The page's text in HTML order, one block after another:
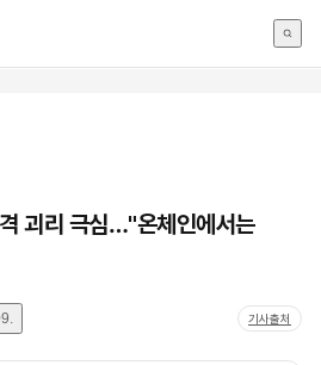
괴리 극심…"온체인에서는
기사출처